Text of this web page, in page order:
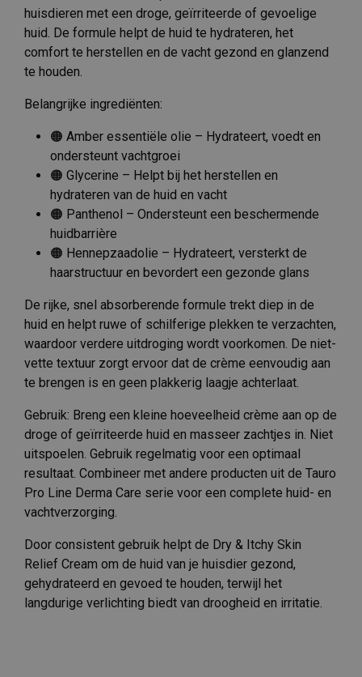
huisdieren met een droge, geïrriteerde of gevoelige
huid. De formule helpt de huid te hydrateren, het
comfort te herstellen en de vacht gezond en glanzend
te houden.
Belangrijke ingrediënten:
🟠 Amber essentiële olie – Hydrateert, voedt en
ondersteunt vachtgroei
🟠 Glycerine – Helpt bij het herstellen en
hydrateren van de huid en vacht
🟠 Panthenol – Ondersteunt een beschermende
huidbarrière
🟠 Hennepzaadolie – Hydrateert, versterkt de
haarstructuur en bevordert een gezonde glans
De rijke, snel absorberende formule trekt diep in de
huid en helpt ruwe of schilferige plekken te verzachten,
waardoor verdere uitdroging wordt voorkomen. De niet-
vette textuur zorgt ervoor dat de crème eenvoudig aan
te brengen is en geen plakkerig laagje achterlaat.
Gebruik: Breng een kleine hoeveelheid crème aan op de
droge of geïrriteerde huid en masseer zachtjes in. Niet
uitspoelen. Gebruik regelmatig voor een optimaal
resultaat. Combineer met andere producten uit de Tauro
Pro Line Derma Care serie voor een complete huid- en
vachtverzorging.
Door consistent gebruik helpt de Dry & Itchy Skin
Relief Cream om de huid van je huisdier gezond,
gehydrateerd en gevoed te houden, terwijl het
langdurige verlichting biedt van droogheid en irritatie.